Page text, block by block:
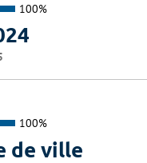
100%
100%
de ville